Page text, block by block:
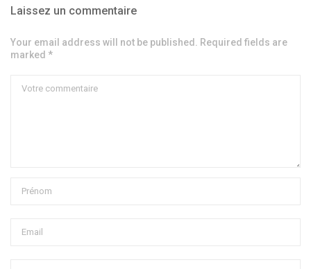
Laissez un commentaire
Your email address will not be published. Required fields are
marked *